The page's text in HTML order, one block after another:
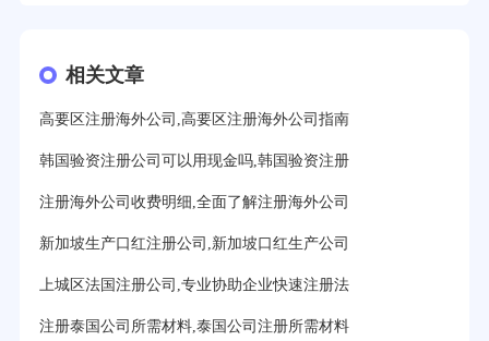
27分钟前用户提问： 注册BVI公司所需资料和流程？
31分钟前用户提问： 在迪拜注册公司需要什么条件？
32分钟前用户提问： 注册美国公司详细流程有？
相关文章
高要区注册海外公司,高要区注册海外公司指南
韩国验资注册公司可以用现金吗,韩国验资注册
注册海外公司收费明细,全面了解注册海外公司
新加坡生产口红注册公司,新加坡口红生产公司
上城区法国注册公司,专业协助企业快速注册法
注册泰国公司所需材料,泰国公司注册所需材料